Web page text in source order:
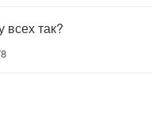
всех так?